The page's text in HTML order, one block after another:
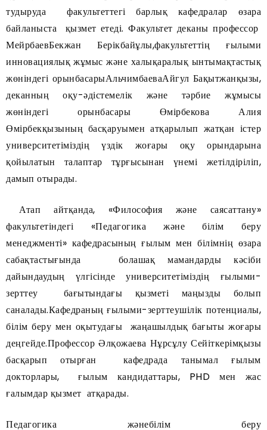
тудыруда факультеттегі барлық кафедралар өзара
байланыста қызмет етеді. Факультет деканы профессор
МейрбаевБекжан Берікбайұлы,факультеттің ғылыми
инновациялық жұмыс және халықаралық ынтымақтастық
жөніндегі орынбасарыАльчимбаеваАйгул Бақытжанқызы,
деканның оқу-әдістемелік және тәрбие жұмысы
жөніндегі орынбасары Өмірбекова Алия
Өмірбекқызының басқаруымен атқарылып жатқан істер
университетіміздің үздік жоғары оқу орындарына
қойылатын талаптар тұрғысынан үнемі жетілдіріліп,
дамып отырады.
Атап айтқанда, «Философия және саясаттану»
факультетіндегі «Педагогика және білім беру
менеджменті» кафедрасының ғылым мен білімнің өзара
сабақтастығында болашақ мамандарды кәсіби
дайындаудың үлгісінде университетіміздің ғылыми-
зерттеу бағытындағы қызметі маңызды болып
саналады.Кафедраның ғылыми-зерттеушілік потенциалы,
білім беру мен оқытудағы жаңашылдық бағыты жоғары
деңгейде.Профессор Әлқожаева Нұрсұлу Сейіткерімқызы
басқарып отырған кафедрада танымал ғылым
докторлары, ғылым кандидаттары, PHD мен жас
ғалымдар қызмет атқарады.
Педагогика жәнебілім беру